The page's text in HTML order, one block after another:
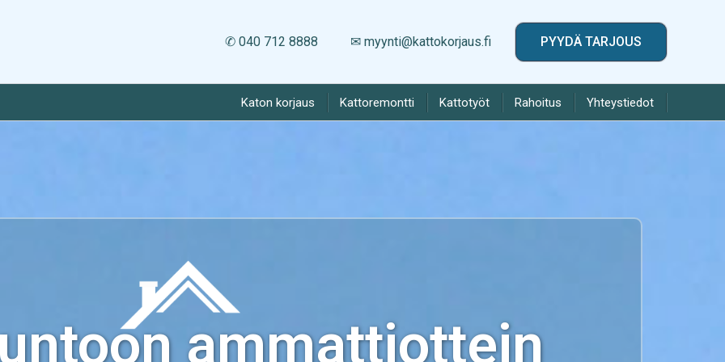
✆ 040 712 8888 ✉ myynti@kattokorjaus.fi PYYDÄ TARJOUS
Katon korjaus Kattoremontti Kattotyöt Rahoitus Yhteystiedot
ammattiottein